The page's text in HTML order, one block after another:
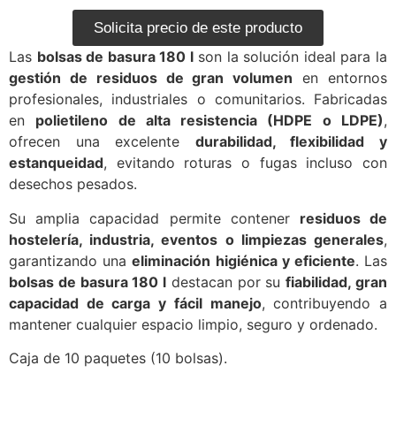
Solicita precio de este producto
Las bolsas de basura 180 lson la solución ideal para la
gestión de residuos de gran volumen en entornos
profesionales, industriales o comunitarios. Fabricadas
en polietileno de alta resistencia (HDPE o LDPE),
ofrecen una excelente durabilidad, flexibilidad y
estanqueidad, evitando roturas o fugas incluso con
desechos pesados.
Su amplia capacidad permite contener residuos de
hostelería, industria, eventos o limpiezas generales,
garantizando unaeliminación higiénica y eficiente. Las
bolsas de basura 180 l destacan por sufiabilidad, gran
capacidad de carga y fácil manejo, contribuyendo a
mantener cualquier espacio limpio, seguro y ordenado.
Caja de 10 paquetes (10 bolsas).